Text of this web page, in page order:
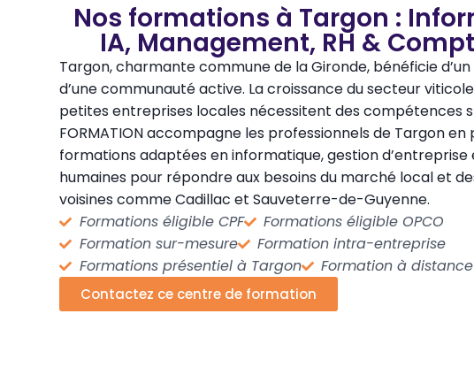
Nos formations à Targon :
IA, Management, RH &
Targon, charmante commune de la Gironde, bénéficie
d’une communauté active. La croissance du secteur
petites entreprises locales nécessitent des compétences
FORMATION accompagne les professionnels de Targon
formations adaptées en informatique, gestion d’entreprise
humaines pour répondre aux besoins du marché local et
voisines comme Cadillac et Sauveterre-de-Guyenne.
Formations éligible CPF
Formations éligible OPCO
Formation sur-mesure
Formation intra-entreprise
Formations présentiel à Targon
Formation à distance
Contactez ce centre de formation